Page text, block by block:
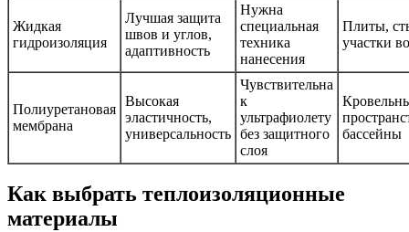
Жидкая
гидроизоляция
Лучшая защита
швов и углов,
адаптивность
Нужна
специальная
техника
нанесения
Плиты,
участки
Полиуретановая
мембрана
Высокая
эластичность,
универсальность
Чувствительна
к
ультрафиолету
без защитного
слоя
бассейны
Как выбрать теплоизоляционные
материалы